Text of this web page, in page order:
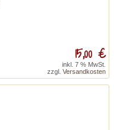
15,00 €
inkl. 7 % MwSt.
zzgl. Versandkosten